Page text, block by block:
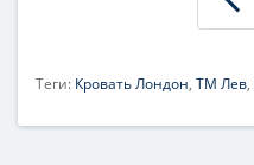
Теги: Кровать Лондон, ТМ Лев,